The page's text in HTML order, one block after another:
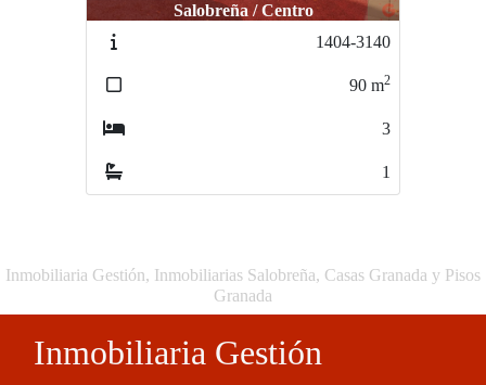
Salobreña / Centro
1404-3140
90 m2
3
1
Inmobiliaria Gestión, Inmobiliarias Salobreña, Casas Granada y Pisos
Granada
Inmobiliaria Gestión